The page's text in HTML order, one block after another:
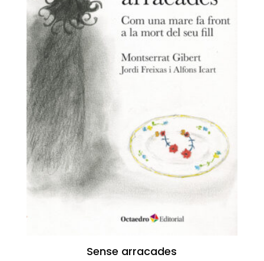
Sense arracades